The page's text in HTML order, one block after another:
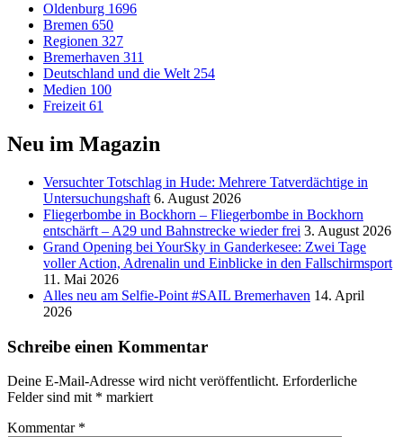
Oldenburg 1696
Bremen 650
Regionen 327
Bremerhaven 311
Deutschland und die Welt 254
Medien 100
Freizeit 61
Neu im Magazin
Versucht­er Totschlag in Hude: Mehrere Tatverdächtige in
Untersuchungshaft 6. August 2026
Fliegerbombe in Bockhorn – Fliegerbombe in Bockhorn
entschärft – A29 und Bahnstrecke wieder frei 3. August 2026
Grand Opening bei YourSky in Ganderkesee: Zwei Tage
voller Action, Adrenalin und Einblicke in den Fallschirmsport
11. Mai 2026
Alles neu am Selfie-Point #SAIL Bremerhaven 14. April
2026
Schreibe einen Kommentar
Deine E-Mail-Adresse wird nicht veröffentlicht. Erforderliche
Felder sind mit * markiert
Kommentar *